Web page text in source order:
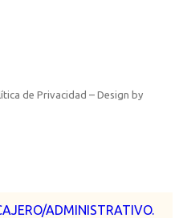
ADMINISTRATIVO.
de Privacidad – Design by